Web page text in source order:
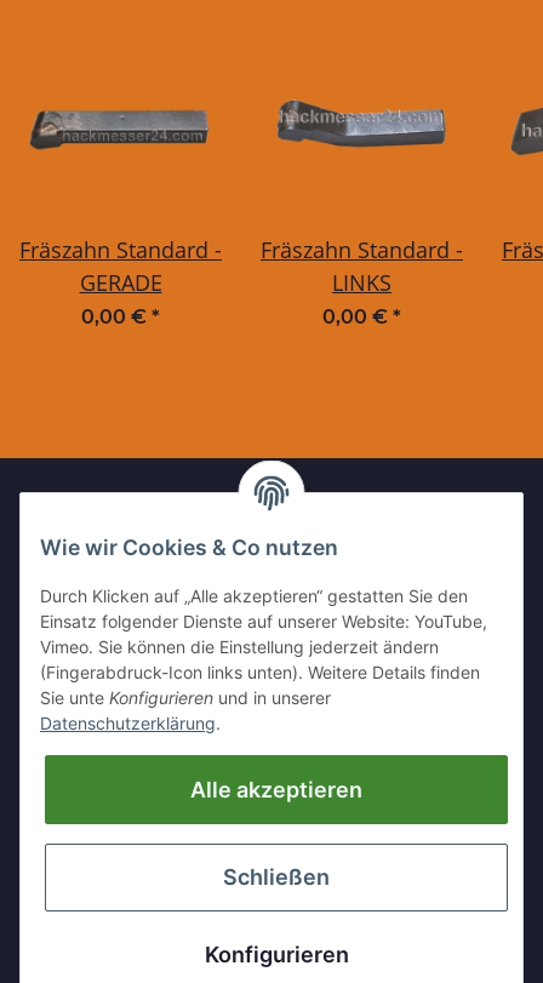
Fräszahn Standard -
GERADE
0,00 € *
Fräszahn Standard -
LINKS
0,00 € *
IHR KONTAKT ZU UNS
Kleinewefersstr. 1
47803 Krefeld
Tel:+49 (0)2151 5372253
Mobil:+49 (0)157 30656681
E-Mai:info@hackmesser24.de
INFORMATIONEN
GESETZLICHE INFORMATIONEN
* Alle Preise zzgl. gesetzlicher USt., zzgl.
Wie wir Cookies & Co nutzen
Durch Klicken auf „Alle akzeptieren“ gestatten Sie den
Einsatz folgender Dienste auf unserer Website: YouTube,
Vimeo. Sie können die Einstellung jederzeit ändern
(Fingerabdruck-Icon links unten). Weitere Details finden
Sie unte Konfigurieren und in unserer
Datenschutzerklärung.
Alle akzeptieren
Schließen
Konfigurieren